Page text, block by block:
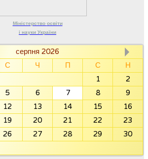
Міністерство освіти
і науки України
серпня 2026
С Ч П С
Н
1
2
5 6 7 8
9
12 13 14 15
16
19 20 21 22
23
26 27 28 29
30